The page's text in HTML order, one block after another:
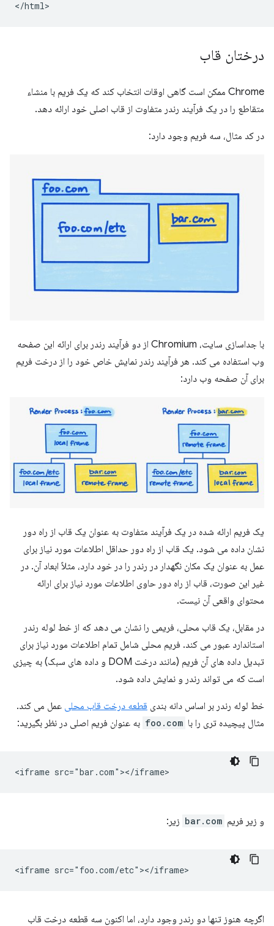
درختان قاب
Chrome ممکن است گاهی اوقات انتخاب کند که یک فریم با منشاء
متقاطع را در یک فرآیند رندر متفاوت از قاب اصلی خود ارائه دهد.
در کد مثال، سه فریم وجود دارد:
با جداسازی سایت، Chromium از دو فرآیند رندر برای ارائه این صفحه
وب استفاده می کند. هر فرآیند رندر نمایش خاص خود را از درخت فریم
برای آن صفحه وب دارد:
یک فریم ارائه شده در یک فرآیند متفاوت به عنوان یک قاب از راه دور
نشان داده می شود. یک قاب از راه دور حداقل اطلاعات مورد نیاز برای
عمل به عنوان یک مکان نگهدار در رندر را در خود دارد، مثلاً ابعاد آن. در
غیر این صورت، قاب از راه دور حاوی اطلاعات مورد نیاز برای ارائه
محتوای واقعی آن نیست.
در مقابل، یک قاب محلی، فریمی را نشان می دهد که از خط لوله رندر
استاندارد عبور می کند. فریم محلی شامل تمام اطلاعات مورد نیاز برای
تبدیل داده های آن فریم (مانند درخت DOM و داده های سبک) به چیزی
است که می تواند رندر و نمایش داده شود.
خط لوله رندر بر اساس دانه بندی قطعه درخت قاب محلی عمل می کند.
مثال پیچیده تری را با foo.com به عنوان فریم اصلی در نظر بگیرید:
و زیر فریم bar.com زیر:
اگرچه هنوز تنها دو رندر وجود دارد، اما اکنون سه قطعه درخت قاب